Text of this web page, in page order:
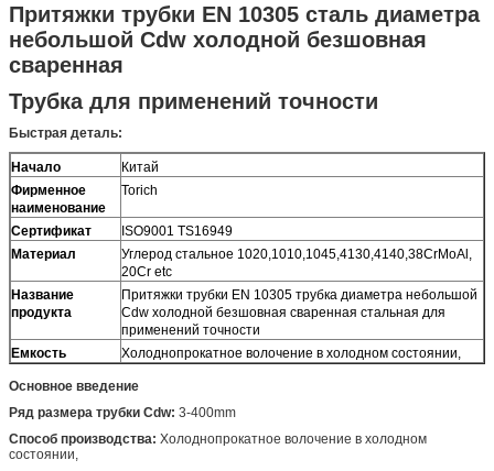
Притяжки трубки EN 10305 сталь диаметра
небольшой Cdw холодной безшовная
сваренная
Трубка для применений точности
Быстрая деталь:
Начало
Китай
Фирменное
наименование
Torich
Сертификат
ISO9001 TS16949
Материал
Углерод стальное 1020,1010,1045,4130,4140,38CrMoAl,
20Cr etc
Название
продукта
Притяжки трубки EN 10305 трубка диаметра небольшой
Cdw холодной безшовная сваренная стальная для
применений точности
Емкость
Холоднопрокатное волочение в холодном состоянии,
Основное введение
Ряд размера трубки Cdw: 3-400mm
Способ производства: Холоднопрокатное волочение в холодном
состоянии,